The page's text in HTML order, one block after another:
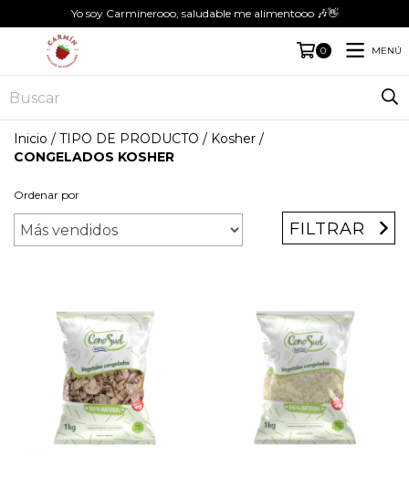
Yo soy Carminerooo, saludable me alimentooo 🎶👋
0 MENÚ
Inicio / TIPO DE PRODUCTO / Kosher /
CONGELADOS KOSHER
Ordenar por
FILTRAR